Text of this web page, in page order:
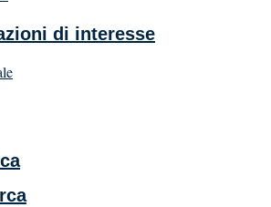
di interesse